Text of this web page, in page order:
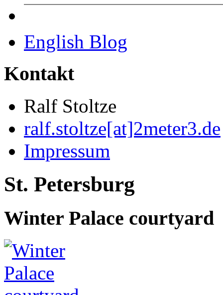
English Blog
Kontakt
Ralf Stoltze
ralf.stoltze[at]2meter3.de
Impressum
St. Petersburg
Winter Palace courtyard